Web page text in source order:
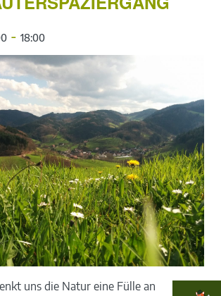
- 18:00
uns die Natur eine Fülle an